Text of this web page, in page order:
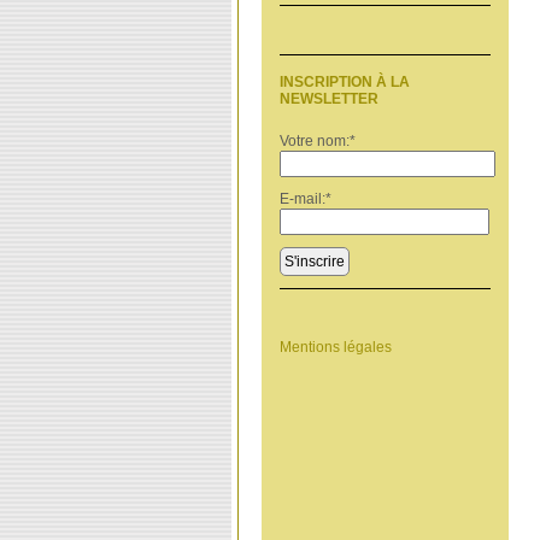
INSCRIPTION À LA
NEWSLETTER
Votre nom:*
E-mail:*
S'inscrire
Mentions légales